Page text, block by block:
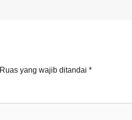
Ruas yang wajib ditandai *